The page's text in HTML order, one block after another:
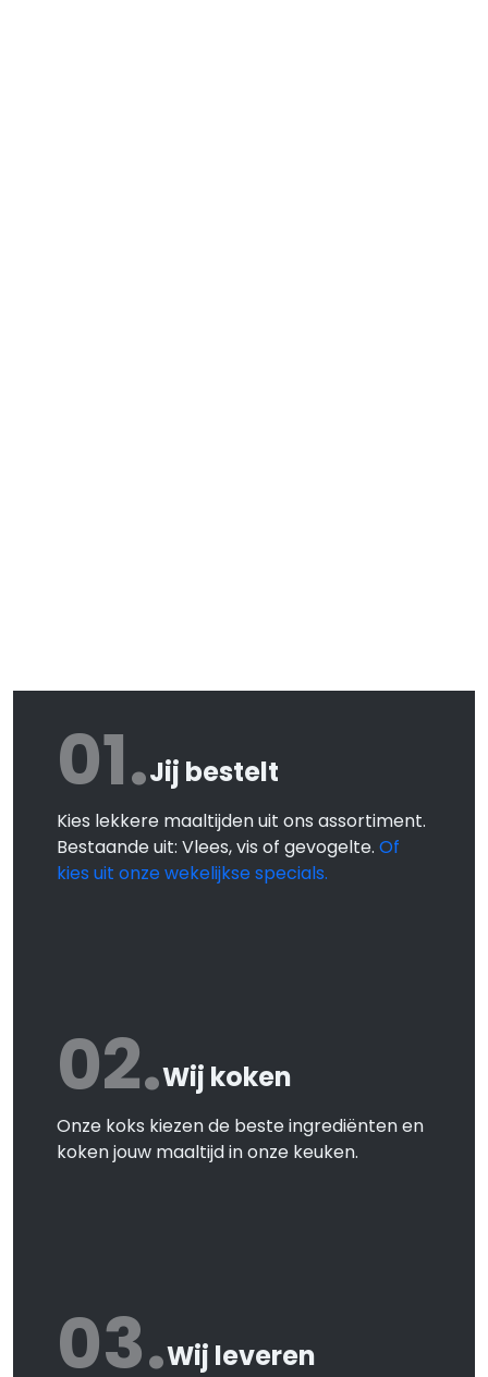
01.Jij bestelt
Kies lekkere maaltijden uit ons assortiment.
Bestaande uit: Vlees, vis of gevogelte. Of
kies uit onze wekelijkse specials.
02.Wij koken
Onze koks kiezen de beste ingrediënten en
koken jouw maaltijd in onze keuken.
03.Wij leveren